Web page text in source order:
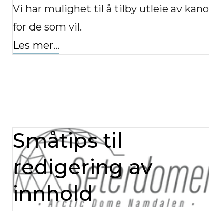
Vi har mulighet til å tilby utleie av kano
for de som vil.
Les mer...
Småtips til
redigering av
innhold